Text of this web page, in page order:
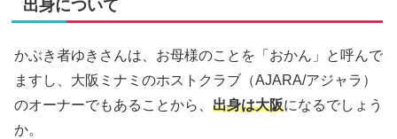
出身について
かぶき者ゆきさんは、お母様のことを「おかん」と呼んで
ますし、大阪ミナミのホストクラブ（AJARA/アジャラ）
のオーナーでもあることから、 出身は大阪になるでしょう
か。